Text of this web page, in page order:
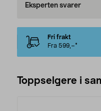
Eksperten svarer
Fri frakt
Fra 599,–*
Toppselgere i